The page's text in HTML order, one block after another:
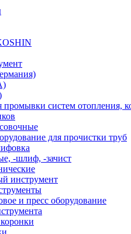
промывки систем отопления,
для прочистки труб
-шлиф, -зачист
инструмент
и пресс оборудование